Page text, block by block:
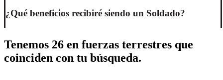
¿Qué beneficios recibiré siendo un Soldado?
Tenemos 26 en fuerzas terrestres que
coinciden con tu búsqueda.